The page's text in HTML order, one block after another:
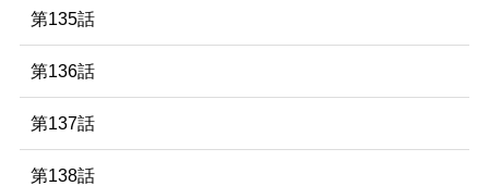
第135話
第136話
第137話
第138話